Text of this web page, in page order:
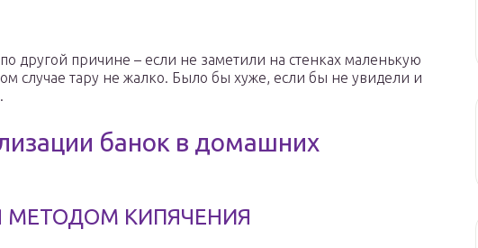
другой причине – если не заметили на стенках маленькую
случае тару не жалко. Было бы хуже, если бы не увидели и
банок в домашних
МЕТОДОМ КИПЯЧЕНИЯ